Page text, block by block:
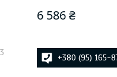
6 586 ₴
+380 (95) 165-